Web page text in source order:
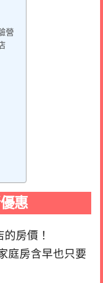
營
惠
房價！
庭房含早也只要